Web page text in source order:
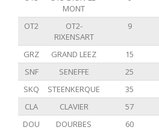
MONT
OT2
OT2-
RIXENSART
9
GRZ GRAND LEEZ 15
SNF
SENEFFE 25
SKQ
STEENKERQUE 35
CLA
CLAVIER 57
DOU
DOURBES 60